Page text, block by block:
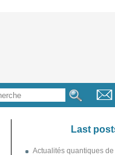
Last
Actualités quantiques